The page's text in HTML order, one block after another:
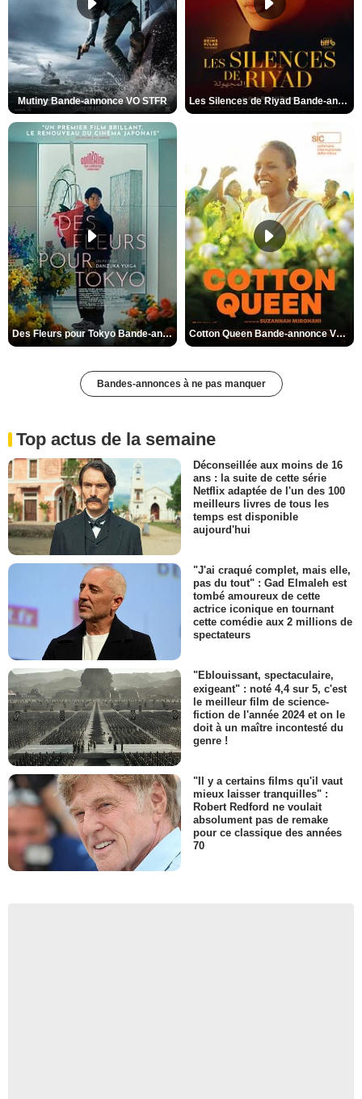
Mutiny Bande-annonce VO STFR Les Silences de Riyad Bande-annonce VO STFR
Des Fleurs pour Tokyo Bande-annonce VO STFR Cotton Queen Bande-annonce VO STFR
Bandes-annonces à ne pas manquer
Top actus de la semaine
Déconseillée aux moins de 16
ans : la suite de cette série
Netflix adaptée de l'un des 100
meilleurs livres de tous les
temps est disponible
aujourd'hui
"J'ai craqué complet, mais elle,
pas du tout" : Gad Elmaleh est
tombé amoureux de cette
actrice iconique en tournant
cette comédie aux 2 millions de
spectateurs
"Eblouissant, spectaculaire,
exigeant" : noté 4,4 sur 5, c'est
le meilleur film de science-
fiction de l'année 2024 et on le
doit à un maître incontesté du
genre !
"Il y a certains films qu'il vaut
mieux laisser tranquilles" :
Robert Redford ne voulait
absolument pas de remake
pour ce classique des années
70